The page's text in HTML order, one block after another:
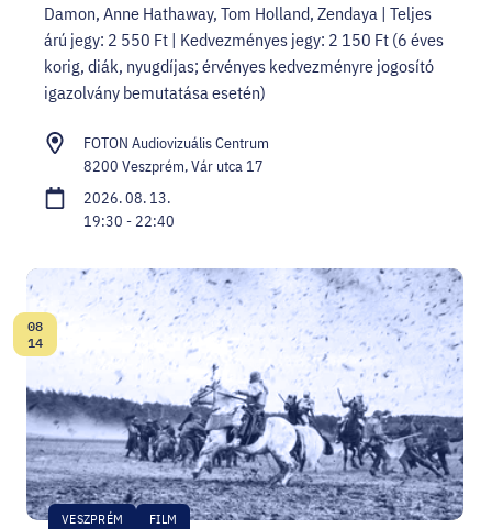
Damon, Anne Hathaway, Tom Holland, Zendaya | Teljes
árú jegy: 2 550 Ft | Kedvezményes jegy: 2 150 Ft (6 éves
korig, diák, nyugdíjas; érvényes kedvezményre jogosító
igazolvány bemutatása esetén)
FOTON Audiovizuális Centrum
8200 Veszprém, Vár utca 17
2026. 08. 13.
19:30 - 22:40
VESZPRÉM FILM
Dátum:
08
14